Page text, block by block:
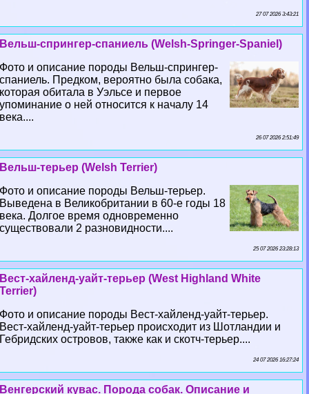
27 07 2026 3:43:21
Вельш-спрингер-спаниель (Welsh-Springer-Spaniel)
Фото и описание породы Вельш-спрингер-
спаниель. Предком, вероятно была собака,
которая обитала в Уэльсе и первое
упоминание о ней относится к началу 14
века....
26 07 2026 2:51:49
Вельш-терьер (Welsh Terrier)
Фото и описание породы Вельш-терьер.
Выведена в Великобритании в 60-е годы 18
века. Долгое время одновременно
существовали 2 разновидности....
25 07 2026 23:28:13
Вест-хайленд-уайт-терьер (West Highland White
Terrier)
Фото и описание породы Вест-хайленд-уайт-терьер.
Вест-хайленд-уайт-терьер происходит из Шотландии и
Гебридских островов, также как и скотч-терьер....
24 07 2026 16:27:24
Венгерский кувас. Порода собак. Описание и